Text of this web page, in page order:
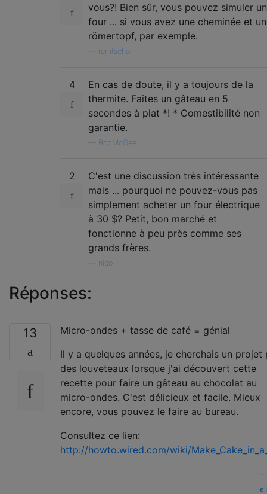
vous?! Bien sûr, vous pouvez simuler un
four ... si vous avez une cheminée et un
römertopf, par exemple.
rumtscho
4
En cas de doute, il y a toujours de la
thermite. Faites un gâteau en 5
secondes à plat *! * Comestibilité non
garantie.
BobMcGee
2
C'est une discussion très intéressante
mais ... pourquoi ne pouvez-vous pas
simplement acheter un four électrique
à 30 $? Petit, bon marché et
fonctionne à peu près comme ses
grands frères.
nico
Réponses:
13
Micro-ondes + tasse de café = génial
Il y a quelques années, je cherchais un projet
des louveteaux lorsque j'ai découvert cette
recette pour faire un gâteau au chocolat au
micro-ondes. C'est délicieux et facile. Mieux
encore, vous pouvez le faire au bureau.
Consultez ce lien:
http://howto.wired.com/wiki/